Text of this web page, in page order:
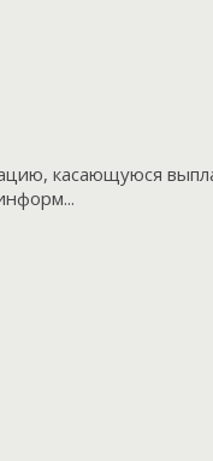
касающуюся